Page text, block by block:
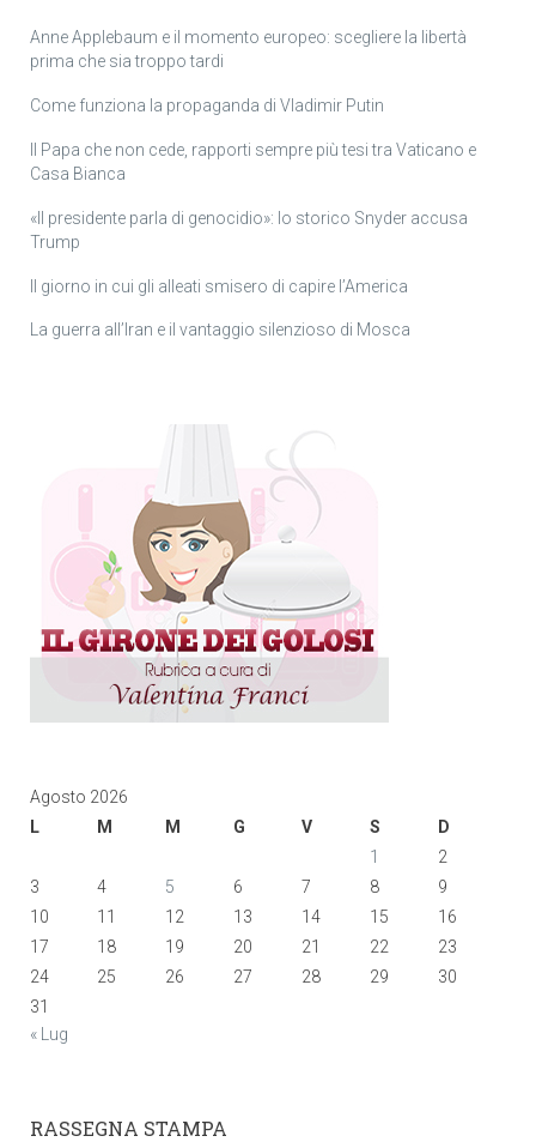
Anne Applebaum e il momento europeo: scegliere la libertà
prima che sia troppo tardi
Come funziona la propaganda di Vladimir Putin
Il Papa che non cede, rapporti sempre più tesi tra Vaticano e
Casa Bianca
«Il presidente parla di genocidio»: lo storico Snyder accusa
Trump
Il giorno in cui gli alleati smisero di capire l’America
La guerra all’Iran e il vantaggio silenzioso di Mosca
Agosto 2026
L
M M G V S
D
1
2
3
4 5 6 7 8
9
10
11 12 13 14 15
16
17
18 19 20 21 22
23
24
25 26 27 28 29
30
31
« Lug
RASSEGNA STAMPA